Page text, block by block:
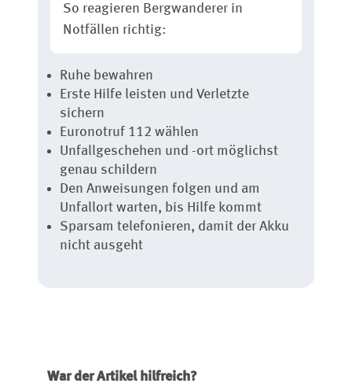
So reagieren Bergwanderer in
Notfällen richtig:
Ruhe bewahren
Erste Hilfe leisten und Verletzte
sichern
Euronotruf 112 wählen
Unfallgeschehen und -ort möglichst
genau schildern
Den Anweisungen folgen und am
Unfallort warten, bis Hilfe kommt
Sparsam telefonieren, damit der Akku
nicht ausgeht
War der Artikel hilfreich?